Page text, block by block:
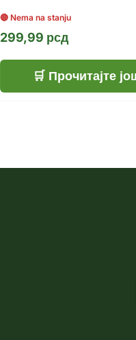
299,99 рсд
Прочитајте